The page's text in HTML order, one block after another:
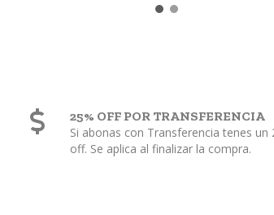
25% OFF POR TRANSFERENCIA
Si abonas con Transferencia tenes un
off. Se aplica al finalizar la compra.